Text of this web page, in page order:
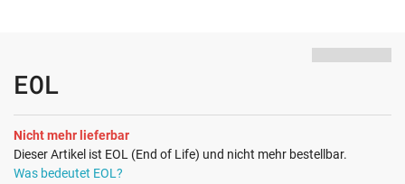
EOL
Nicht mehr lieferbar
Dieser Artikel ist EOL (End of Life) und nicht mehr bestellbar.
Was bedeutet EOL?